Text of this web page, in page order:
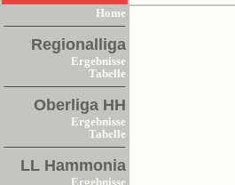
Home
Regionalliga
Ergebnisse
Tabelle
Oberliga HH
Ergebnisse
Tabelle
LL Hammonia
Ergebnisse